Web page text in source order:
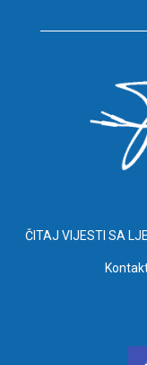
ČITAJ VIJESTI SA